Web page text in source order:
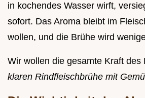
in kochendes Wasser wirft,
sofort. Das Aroma bleibt im
wollen, und die Brühe wird
Wir wollen die gesamte Kraft des
klaren Rindfleischbrühe mit